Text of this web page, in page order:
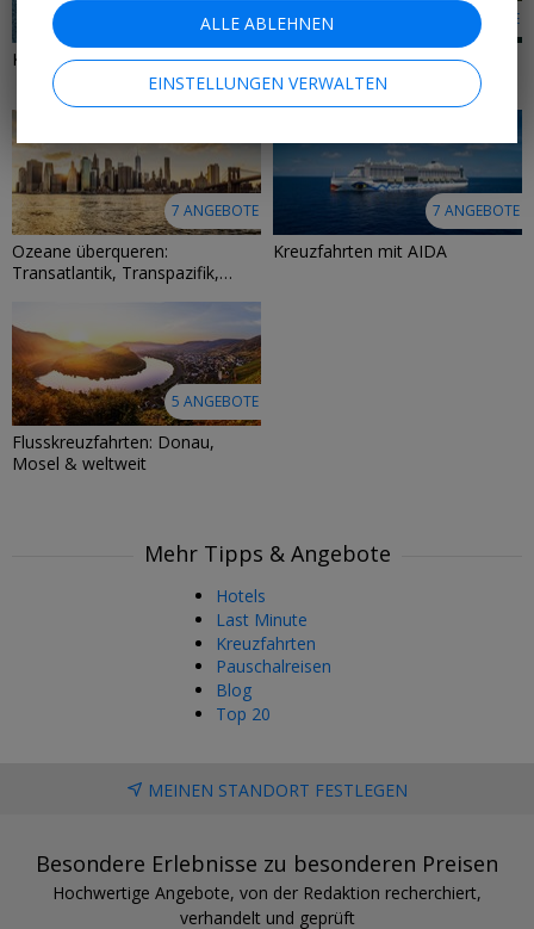
9 ANGEBOTE
Kreuzfahrten mit MSC
9 ANGEBOTE
Eis & Fjorde: Kreuzfahrten in
Nordeuropa
7 ANGEBOTE
Ozeane überqueren:
Transatlantik, Transpazifik,
7 ANGEBOTE
Kreuzfahrten mit AIDA
5 ANGEBOTE
Flusskreuzfahrten: Donau,
Mosel & weltweit
Mehr Tipps & Angebote
Hotels
Last Minute
Kreuzfahrten
Pauschalreisen
Blog
Top 20
MEINEN STANDORT FESTLEGEN
Besondere Erlebnisse zu besonderen Preisen
Hochwertige Angebote, von der Redaktion recherchiert,
verhandelt und geprüft
ALLE ABLEHNEN
EINSTELLUNGEN VERWALTEN